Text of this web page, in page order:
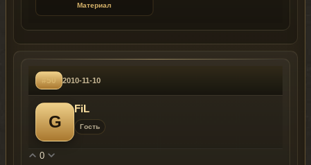
Материал
#50 2010-11-10
G
FiL
Гость
0